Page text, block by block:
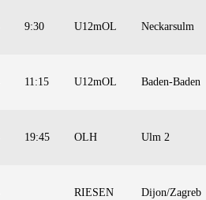
9:30 U12mOL Neckarsulm
11:15 U12mOL Baden-Baden
19:45 OLH Ulm 2
RIESEN Dijon/Zagreb